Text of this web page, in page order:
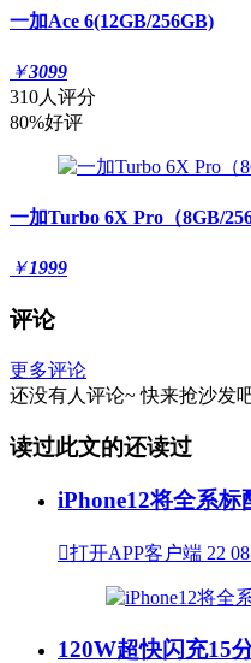
一加Ace 6(12GB/256GB)
￥3099
310人评分
80%好评
一加Turbo 6X Pro（8GB/
￥1999
评论
更多评论
还没有人评论~ 快来抢沙发
读过此文的还读过
iPhone12将全系
打开APP客户端 22
120W超快闪充15